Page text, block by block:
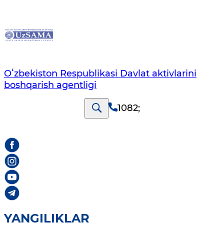
Oʻzbekiston Respublikasi Davlat aktivlarini
boshqarish agentligi
1082;
YANGILIKLAR